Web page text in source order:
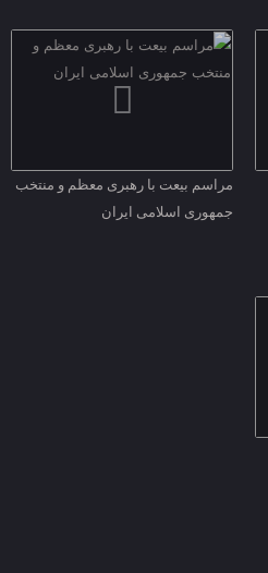
مراسم بیعت با رهبری معظم و منتخب
جمهوری اسلامی ایران